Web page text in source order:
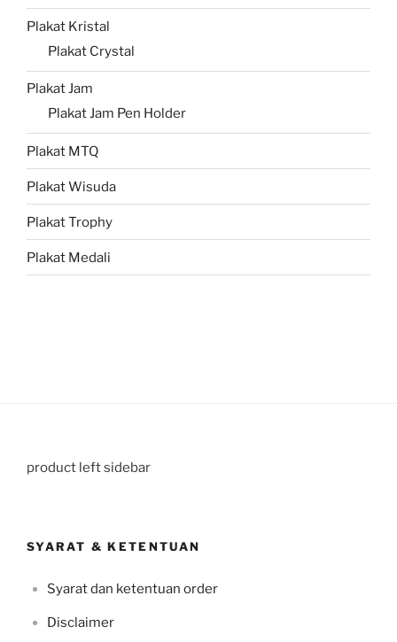
Plakat Kristal
Plakat Crystal
Plakat Jam
Plakat Jam Pen Holder
Plakat MTQ
Plakat Wisuda
Plakat Trophy
Plakat Medali
product left sidebar
SYARAT & KETENTUAN
Syarat dan ketentuan order
Disclaimer